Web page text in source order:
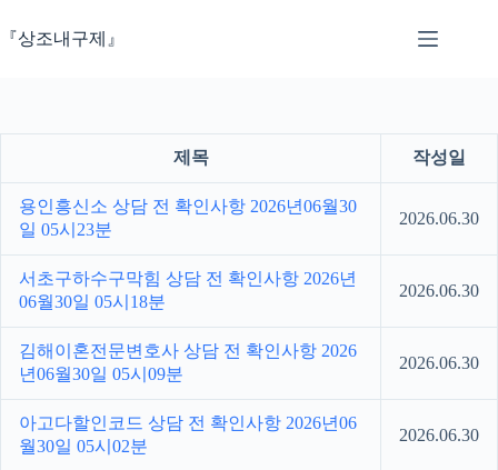
문『상조내구제』
제목 작성일
용인흥신소 상담 전 확인사항 2026년06월30
일 05시23분
2026.06.30
서초구하수구막힘 상담 전 확인사항 2026년
06월30일 05시18분
2026.06.30
김해이혼전문변호사 상담 전 확인사항 2026
년06월30일 05시09분
2026.06.30
아고다할인코드 상담 전 확인사항 2026년06
월30일 05시02분
2026.06.30